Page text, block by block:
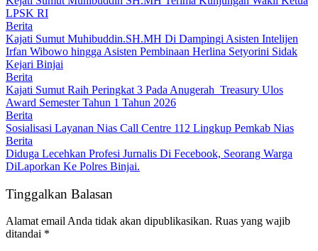
LPSK RI
Berita
Kajati Sumut Muhibuddin.SH.MH Di Dampingi Asisten Intelijen
Irfan Wibowo hingga Asisten Pembinaan Herlina Setyorini Sidak
Kejari Binjai
Berita
Kajati Sumut Raih Peringkat 3 Pada Anugerah Treasury Ulos
Award Semester Tahun 1 Tahun 2026
Berita
Sosialisasi Layanan Nias Call Centre 112 Lingkup Pemkab Nias
Berita
Diduga Lecehkan Profesi Jurnalis Di Fecebook, Seorang Warga
DiLaporkan Ke Polres Binjai.
Tinggalkan Balasan
Alamat email Anda tidak akan dipublikasikan. Ruas yang wajib
ditandai *